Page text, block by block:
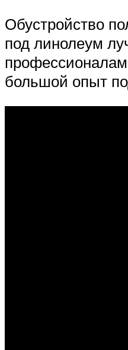
Обустройство
под линолеум
большой опыт